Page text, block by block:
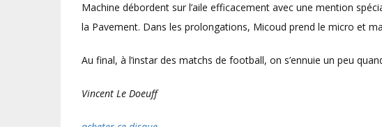
Machine débordent sur l’aile efficacement avec une mention
la Pavement. Dans les prolongations, Micoud prend le micro et
Au final, à l’instar des matchs de football, on s’ennuie un peu
Vincent Le Doeuff